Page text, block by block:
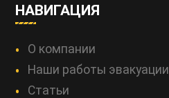
НАВИГАЦИЯ
О компании
Наши работы эвакуации
Статьи